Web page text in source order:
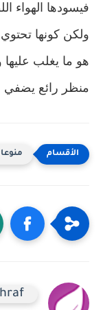
فيسودها الهواء
ولكن كونها
هو ما يغلب عليها
منظر رائع يضفي